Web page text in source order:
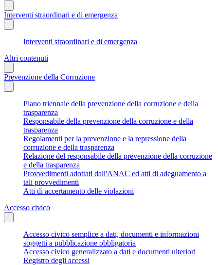
Interventi straordinari e di emergenza
Interventi straordinari e di emergenza
Altri contenuti
Prevenzione della Corruzione
Piano triennale della prevenzione della corruzione e della
trasparenza
Responsabile della prevenzione della corruzione e della
trasparenza
Regolamenti per la prevenzione e la repressione della
corruzione e della trasparenza
Relazione del responsabile della prevenzione della corruzione
e della trasparenza
Provvedimenti adottati dall'ANAC ed atti di adeguamento a
tali provvedimenti
Atti di accertamento delle violazioni
Accesso civico
Accesso civico semplice a dati, documenti e informazioni
soggetti a pubblicazione obbligatoria
Accesso civico generalizzato a dati e documenti ulteriori
Registro degli accessi